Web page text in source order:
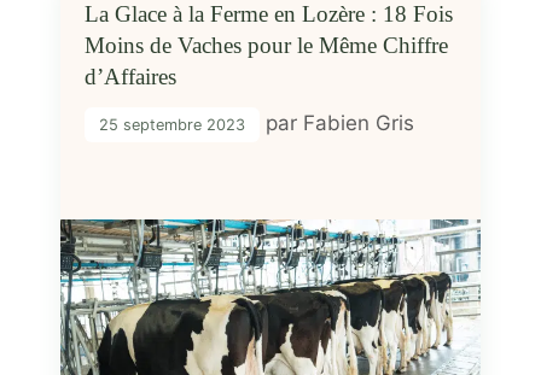
La Glace à la Ferme en Lozère : 18 Fois
Moins de Vaches pour le Même Chiffre
d’Affaires
25 septembre 2023 par Fabien Gris